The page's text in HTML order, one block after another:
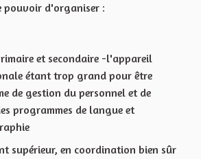
d'organiser :
et secondaire -l'appareil
étant trop grand pour être
de gestion du personnel et de
programmes de langue et
supérieur, en coordination bien sûr